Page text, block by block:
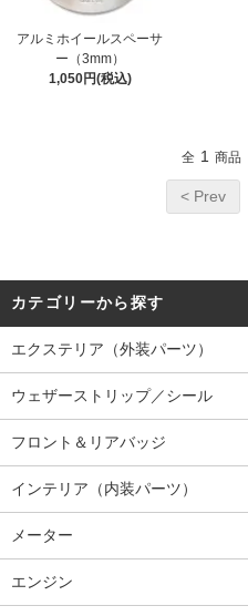
アルミホイールスペーサ
ー（3mm）
1,050円(税込)
全 1 商品
< Prev
カテゴリーから探す
エクステリア（外装パーツ）
ウェザーストリップ／シール
フロント＆リアバッジ
インテリア（内装パーツ）
メーター
エンジン